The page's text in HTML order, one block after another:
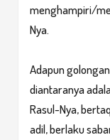
menghampiri/
Nya.
Adapun
diantaranya
Rasul-Nya,
adil, berlaku